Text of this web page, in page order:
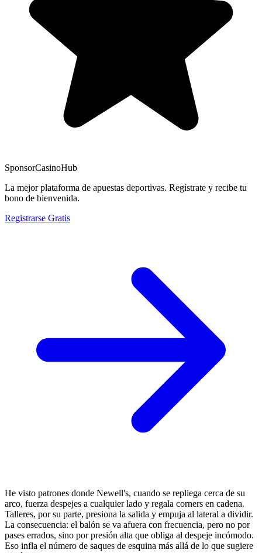
SponsorCasinoHub
La mejor plataforma de apuestas deportivas. Regístrate y recibe tu
bono de bienvenida.
Registrarse Gratis
He visto patrones donde Newell's, cuando se repliega cerca de su
arco, fuerza despejes a cualquier lado y regala corners en cadena.
Talleres, por su parte, presiona la salida y empuja al lateral a dividir.
La consecuencia: el balón se va afuera con frecuencia, pero no por
pases errados, sino por presión alta que obliga al despeje incómodo.
Eso infla el número de saques de esquina más allá de lo que sugiere